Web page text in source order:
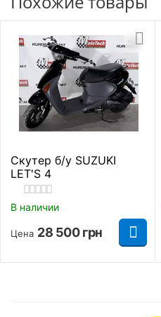
Кропивницкий, Ровно,
Луцк, Черновцы,
Житомир, Сумы,
Посадочных мест
Грузоподьемность
Максимальная
скорость
Сиденье
Передний багажник
Скутер б/у SUZUKI
LET'S 4
В наличии
Цена 28 500 грн